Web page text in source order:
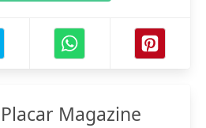
Placar Magazine